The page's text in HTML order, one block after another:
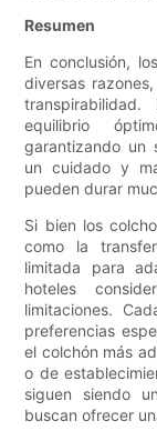
Resumen
En conclusión,
diversas
equilibrio
garantizando un
un cuidado y
pueden durar
Si bien los
como la
limitada para
hoteles
limitaciones.
preferencias
el colchón más
o de
siguen siendo
buscan ofrecer